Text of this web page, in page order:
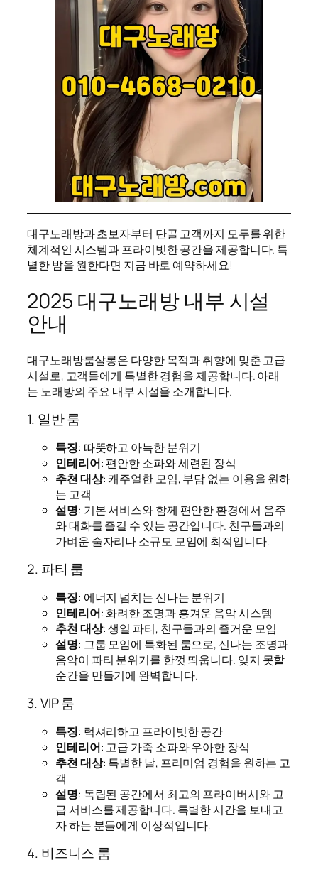
대구노래방과 초보자부터 단골 고객까지 모두를 위한
체계적인 시스템과 프라이빗한 공간을 제공합니다. 특
별한 밤을 원한다면 지금 바로 예약하세요!
2025 대구노래방 내부 시설
안내
대구노래방룸살롱은 다양한 목적과 취향에 맞춘 고급
시설로, 고객들에게 특별한 경험을 제공합니다. 아래
는 노래방의 주요 내부 시설을 소개합니다.
1. 일반 룸
특징: 따뜻하고 아늑한 분위기
인테리어: 편안한 소파와 세련된 장식
추천 대상: 캐주얼한 모임, 부담 없는 이용을 원하
는 고객
설명: 기본 서비스와 함께 편안한 환경에서 음주
와 대화를 즐길 수 있는 공간입니다. 친구들과의
가벼운 술자리나 소규모 모임에 최적입니다.
2. 파티 룸
특징: 에너지 넘치는 신나는 분위기
인테리어: 화려한 조명과 흥겨운 음악 시스템
추천 대상: 생일 파티, 친구들과의 즐거운 모임
설명: 그룹 모임에 특화된 룸으로, 신나는 조명과
음악이 파티 분위기를 한껏 띄웁니다. 잊지 못할
순간을 만들기에 완벽합니다.
3. VIP 룸
특징: 럭셔리하고 프라이빗한 공간
인테리어: 고급 가죽 소파와 우아한 장식
추천 대상: 특별한 날, 프리미엄 경험을 원하는 고
객
설명: 독립된 공간에서 최고의 프라이버시와 고
급 서비스를 제공합니다. 특별한 시간을 보내고
자 하는 분들에게 이상적입니다.
4. 비즈니스 룸